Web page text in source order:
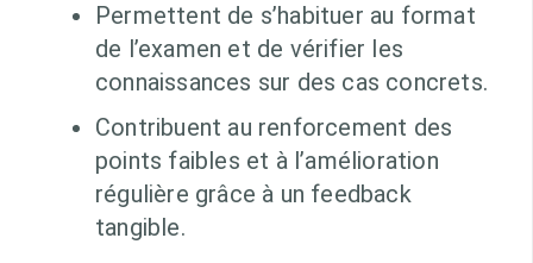
Permettent de s’habituer au format
de l’examen et de vérifier les
connaissances sur des cas concrets.
Contribuent au renforcement des
points faibles et à l’amélioration
régulière grâce à un feedback
tangible.